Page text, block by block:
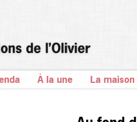
À la une La maison